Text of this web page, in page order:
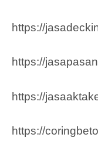
https://
https://
https://
https://